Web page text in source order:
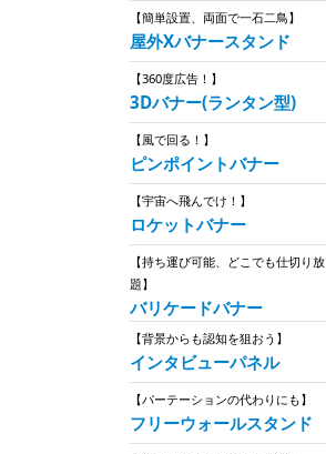
【簡単設置、両面で一石二鳥】
屋外Xバナースタンド
【360度広告！】
3Dバナー(ランタン型)
【風で回る！】
ピンポイントバナー
【宇宙へ飛んでけ！】
ロケットバナー
【持ち運び可能、どこでも仕切り放
題】
バリケードバナー
【背景からも認知を狙おう】
インタビューパネル
【パーテーションの代わりにも】
フリーウォールスタンド